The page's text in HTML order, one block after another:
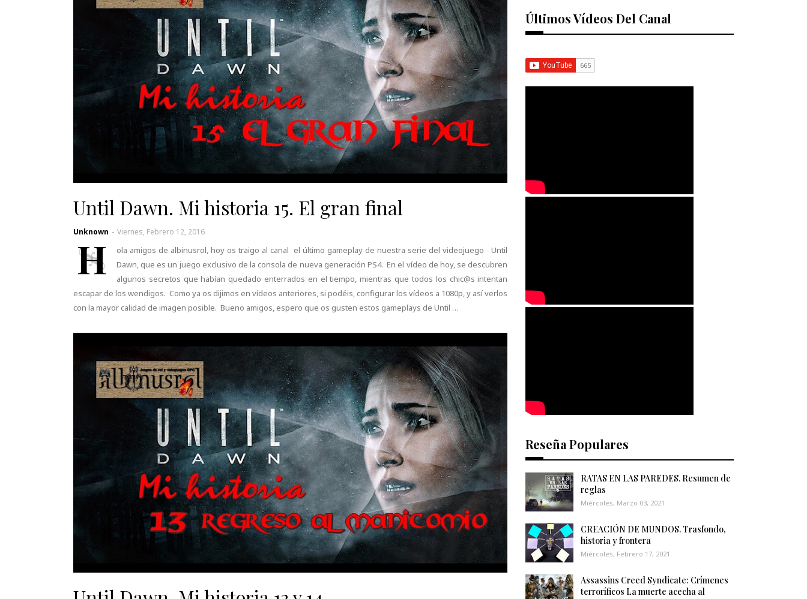
Until Dawn. Mi historia 15. El gran final
Unknown - Viernes, Febrero 12, 2016
H
ola amigos de albinusrol, hoy os traigo al canal el último gameplay de nuestra serie del videojuego Until
Dawn, que es un juego exclusivo de la consola de nueva generación PS4. En el vídeo de hoy, se descubren
algunos secretos que habían quedado enterrados en el tiempo, mientras que todos los chic@s intentan
escapar de los wendigos. Como ya os dijimos en vídeos anteriores, si podéis, configurar los vídeos a 1080p, y así verlos
con la mayor calidad de imagen posible. Bueno amigos, espero que os gusten estos gameplays de Until …
Últimos Vídeos Del Canal
Reseña Populares
RATAS EN LAS PAREDES. Resumen de
reglas
Miércoles, Marzo 03, 2021
CREACIÓN DE MUNDOS. Trasfondo,
historia y frontera
Miércoles, Febrero 17, 2021
Assassins Creed Syndicate: Crímenes
terroríficos La muerte acecha al